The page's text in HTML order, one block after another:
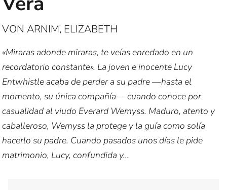
VON ARNIM, ELIZABETH
«Miraras adonde miraras, te veías enredado en un
recordatorio constante». La joven e inocente Lucy
Entwhistle acaba de perder a su padre —hasta el
momento, su única compañía— cuando conoce por
casualidad al viudo Everard Wemyss. Maduro, atento y
caballeroso, Wemyss la protege y la guía como solía
hacerlo su padre. Cuando pasados unos días le pide
matrimonio, Lucy, confundida y...